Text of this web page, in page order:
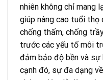
nhiên không chỉ mang
giúp nâng cao tuổi thọ
chống thấm, chống
trước các yếu tố môi
đảm bảo độ bền và
cạnh đó, sự đa dạng